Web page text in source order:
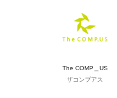
The COMP＿US
ザコンプアス